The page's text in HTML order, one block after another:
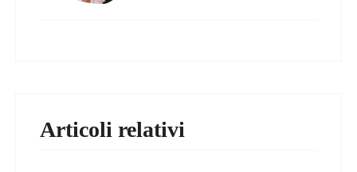
Articoli relativi